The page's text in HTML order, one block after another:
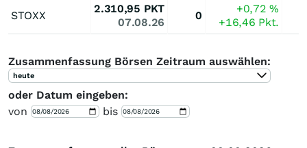
STOXX
2.310,95 PKT
07.08.26
0
+0,72%
+16,46 Pkt.
Zusammenfassung Börsen Zeitraum auswählen:
heute
oder Datum eingeben:
von
bis